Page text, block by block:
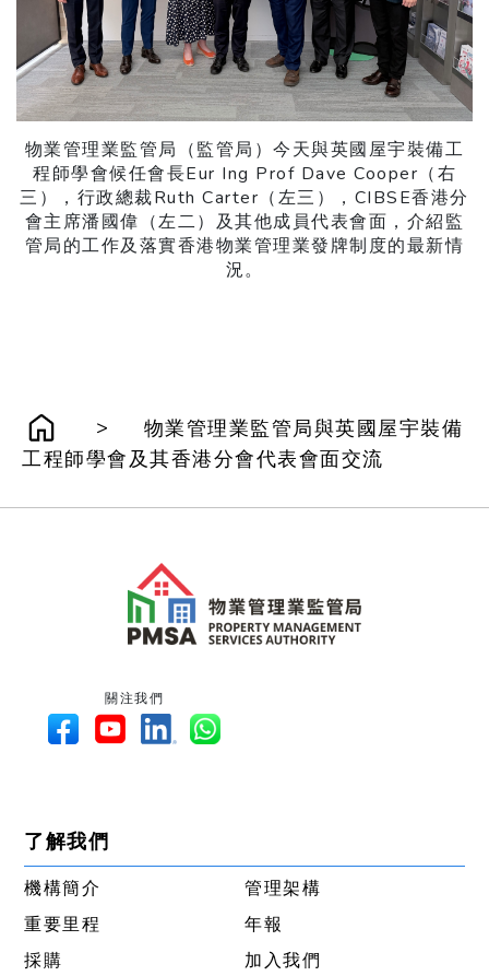
物業管理業監管局（監管局）今天與英國屋宇裝備工
程師學會候任會長Eur Ing Prof Dave Cooper（右
三），行政總裁Ruth Carter（左三），CIBSE香港分
會主席潘國偉（左二）及其他成員代表會面，介紹監
管局的工作及落實香港物業管理業發牌制度的最新情
況。
>
物業管理業監管局與英國屋宇裝備
工程師學會及其香港分會代表會面交流
關注我們
了解我們
機構簡介
管理架構
重要里程
年報
採購
加入我們